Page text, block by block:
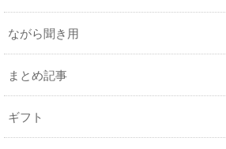
ながら聞き用
まとめ記事
ギフト